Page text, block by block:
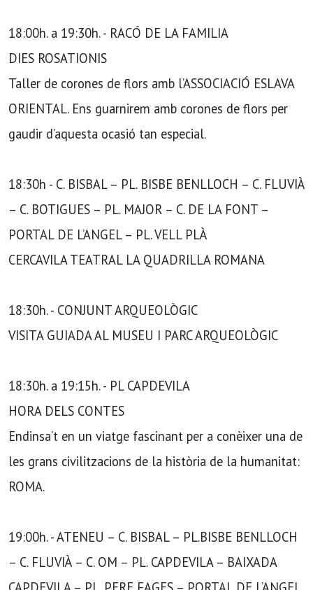
18:00h. a 19:30h. - RACÓ DE LA FAMILIA
DIES ROSATIONIS
Taller de corones de flors amb l’ASSOCIACIÓ ESLAVA
ORIENTAL. Ens guarnirem amb corones de flors per
gaudir d’aquesta ocasió tan especial.
18:30h - C. BISBAL – PL. BISBE BENLLOCH – C. FLUVIÀ
– C. BOTIGUES – PL. MAJOR – C. DE LA FONT –
PORTAL DE L’ANGEL – PL. VELL PLÀ
CERCAVILA TEATRAL LA QUADRILLA ROMANA
18:30h. - CONJUNT ARQUEOLÒGIC
VISITA GUIADA AL MUSEU I PARC ARQUEOLÒGIC
18:30h. a 19:15h. - PL CAPDEVILA
HORA DELS CONTES
Endinsa’t en un viatge fascinant per a conèixer una de
les grans civilitzacions de la història de la humanitat:
ROMA.
19:00h. - ATENEU – C. BISBAL – PL.BISBE BENLLOCH
– C. FLUVIÀ – C. OM – PL. CAPDEVILA – BAIXADA